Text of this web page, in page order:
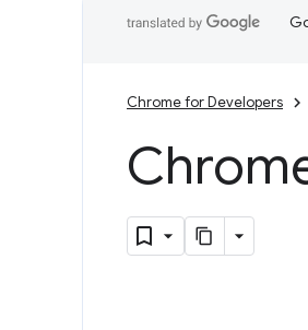
Chrome for Developers